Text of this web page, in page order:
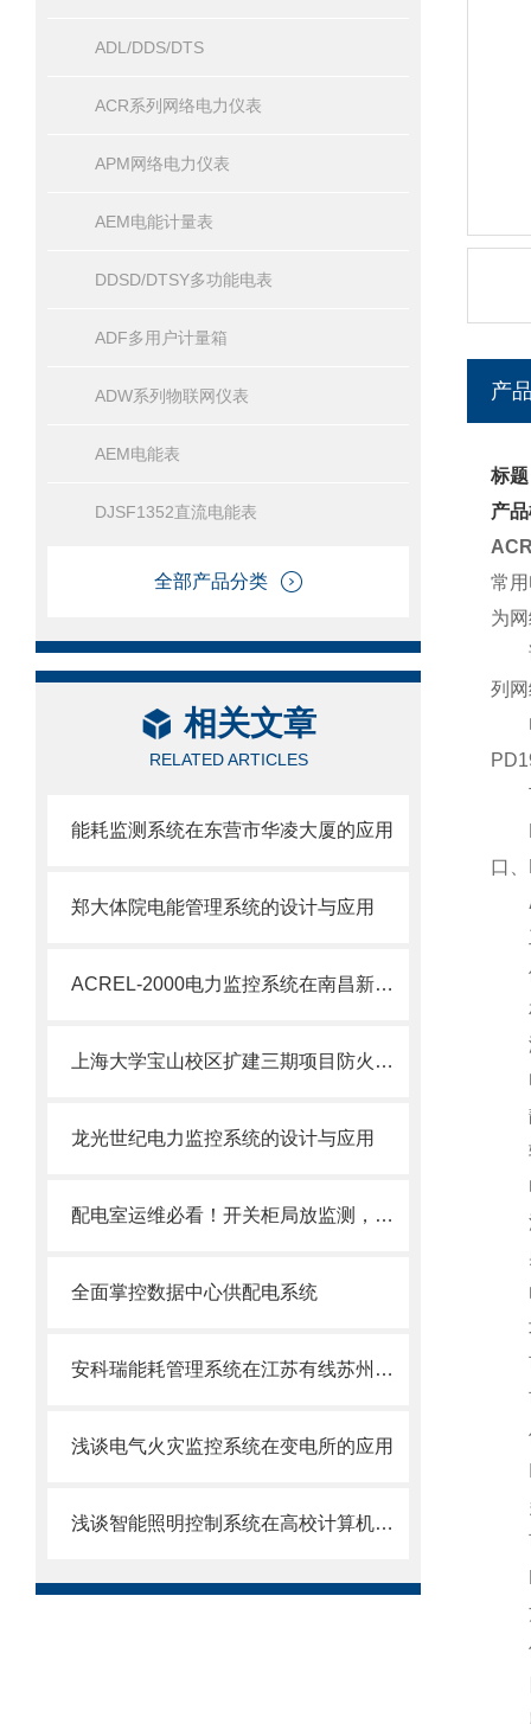
ADL/DDS/DTS
ACR系列网络电力仪表
APM网络电力仪表
AEM电能计量表
DDSD/DTSY多功能电表
ADF多用户计量箱
ADW系列物联网仪表
AEM电能表
DJSF1352直流电能表
全部产品分类
相关文章
RELATED ARTICLES
能耗监测系统在东营市华凌大厦的应用
郑大体院电能管理系统的设计与应用
ACREL-2000电力监控系统在南昌新力.御景湾项目的应用
上海大学宝山校区扩建三期项目防火门监控系统的设计与应用
龙光世纪电力监控系统的设计与应用
配电室运维必看！开关柜局放监测，守住用电安全第一道防线
全面掌控数据中心供配电系统
安科瑞能耗管理系统在江苏有线苏州传输中心的应用
浅谈电气火灾监控系统在变电所的应用
浅谈智能照明控制系统在高校计算机房的应用
产
标
产
常
为
该
列
电
下
口
工
储
相
海
电
静
辐
电
浪
射
电
可
可
仪
I/O
多
可
方
仪
四
应